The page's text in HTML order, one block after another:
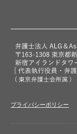
プライバシーポリシー